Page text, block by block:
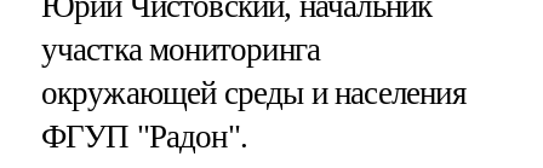
участка мониторинга
окружающей среды и населения
ФГУП "Радон".